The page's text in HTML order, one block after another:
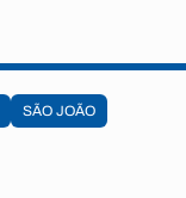
SÃO JOÃO